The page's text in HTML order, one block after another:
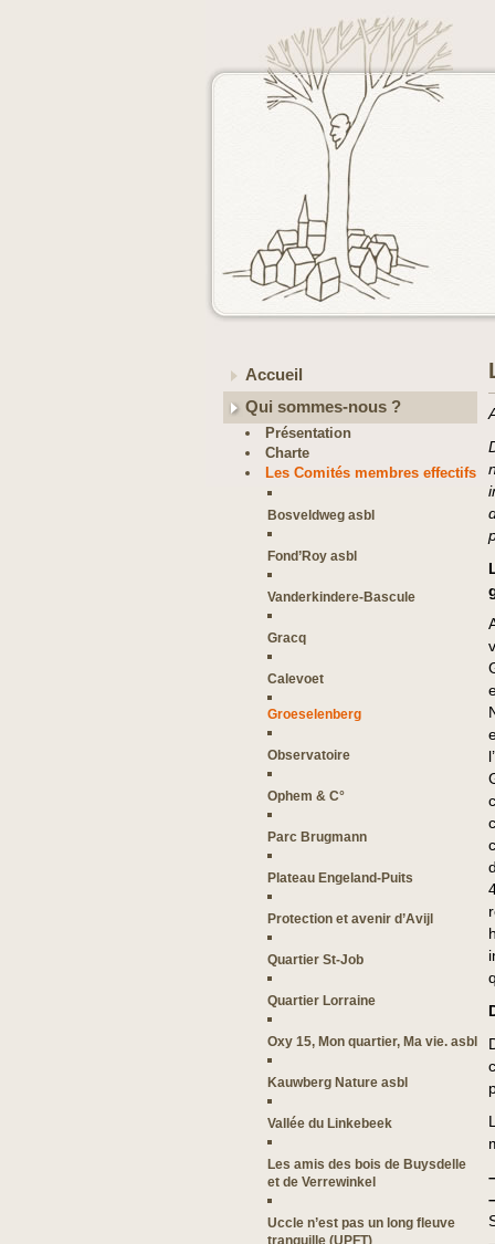
Accueil
Qui sommes-nous ?
Présentation
Charte
Les Comités membres effectifs
Bosveldweg asbl
Fond’Roy asbl
Vanderkindere-Bascule
Gracq
Calevoet
Groeselenberg
Observatoire
Ophem & C°
Parc Brugmann
Plateau Engeland-Puits
Protection et avenir d’Avijl
Quartier St-Job
Quartier Lorraine
Oxy 15, Mon quartier, Ma vie. asbl
Kauwberg Nature asbl
Vallée du Linkebeek
Les amis des bois de Buysdelle
et de Verrewinkel
Uccle n’est pas un long fleuve
tranquille (UPFT)